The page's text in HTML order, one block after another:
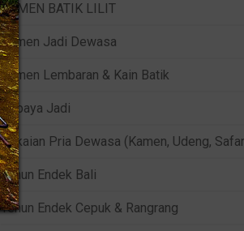
KAMEN BATIK LILIT
Kamen Jadi Dewasa
Kamen Lembaran & Kain Batik
Kebaya Jadi
Pakaian Pria Dewasa (Kamen, Udeng,
Tenun Endek Bali
Tenun Endek Cepuk & Rangrang